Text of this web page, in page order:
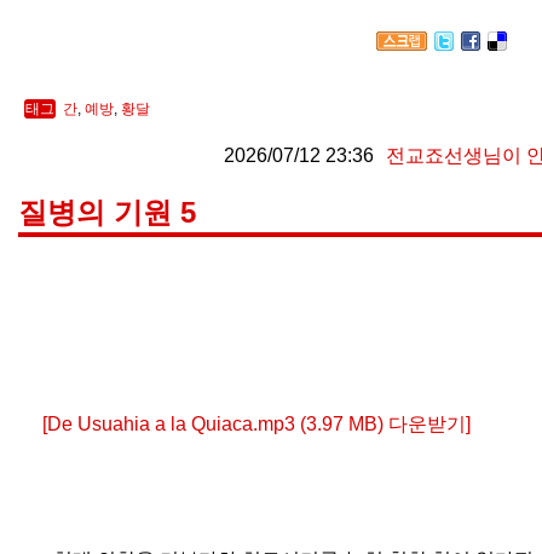
태그 간,예방,황달
2026/07/12 23:36 전교죠선생님이
질병의 기원 5
[De Usuahia a la Quiaca.mp3 (3.97 MB) 다운받기]